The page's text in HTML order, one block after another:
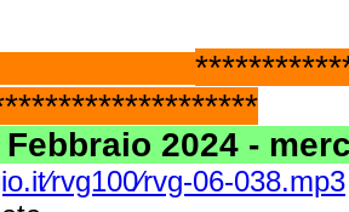
Febbraio 2024 -
06-038.mp3